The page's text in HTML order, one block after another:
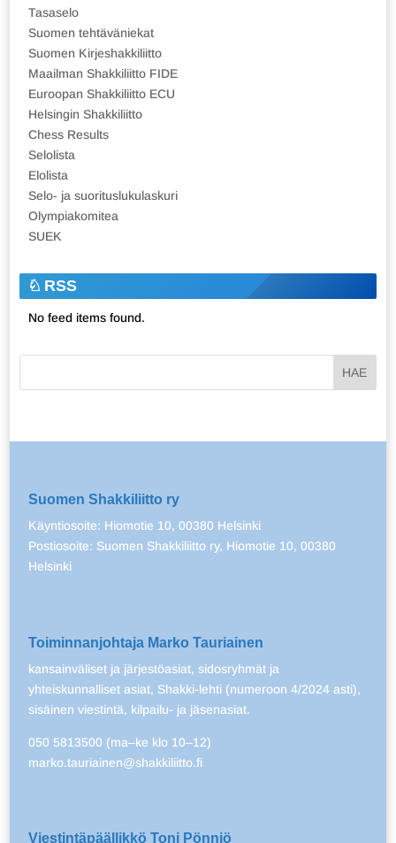
Tasaselo
Suomen tehtäväniekat
Suomen Kirjeshakkiliitto
Maailman Shakkiliitto FIDE
Euroopan Shakkiliitto ECU
Helsingin Shakkiliitto
Chess Results
Selolista
Elolista
Selo- ja suorituslukulaskuri
Olympiakomitea
SUEK
RSS
No feed items found.
Suomen Shakkiliitto ry
Käyntiosoite: Hiomotie 10, 00380 Helsinki
Postiosoite: Suomen Shakkiliitto ry, Hiomotie 10, 00380
Helsinki
Toiminnanjohtaja Marko Tauriainen
kansainväliset ja järjestöasiat, sidosryhmät ja
yhteiskunnalliset asiat, Shakki-lehti (numeroon 4/2024 asti),
sisäinen viestintä, kilpailu- ja jäsenasiat.
050 5813500 (ma–ke klo 10–12)
marko.tauriainen@shakkiliitto.fi
Viestintäpäällikkö Toni Pönniö